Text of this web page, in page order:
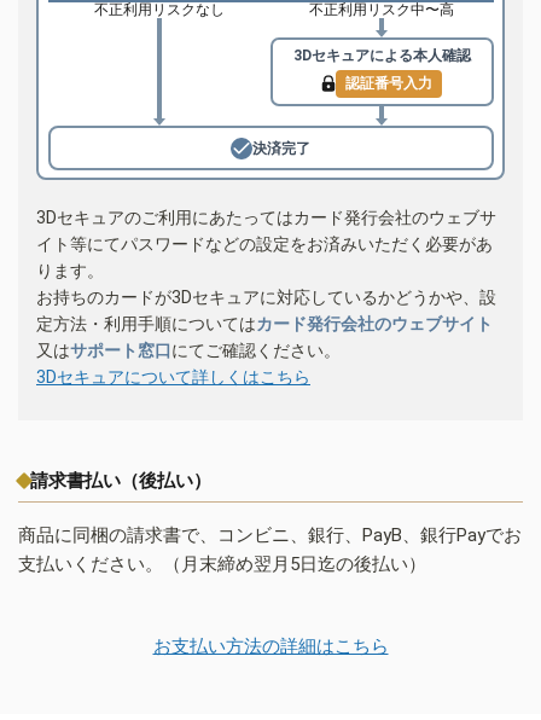
不正利用リスクなし 不正利用リスク中〜高
3Dセキュアによる本人確認
認証番号入力
決済完了
3Dセキュアのご利用にあたってはカード発行会社のウェブサ
イト等にてパスワードなどの設定をお済みいただく必要があ
ります。
お持ちのカードが3Dセキュアに対応しているかどうかや、設
定方法・利用手順についてはカード発行会社のウェブサイト
又はサポート窓口にてご確認ください。
3Dセキュアについて詳しくはこちら
請求書払い（後払い）
商品に同梱の請求書で、コンビニ、銀行、PayB、銀行Payでお
支払いください。（月末締め翌月5日迄の後払い）
お支払い方法の詳細はこちら